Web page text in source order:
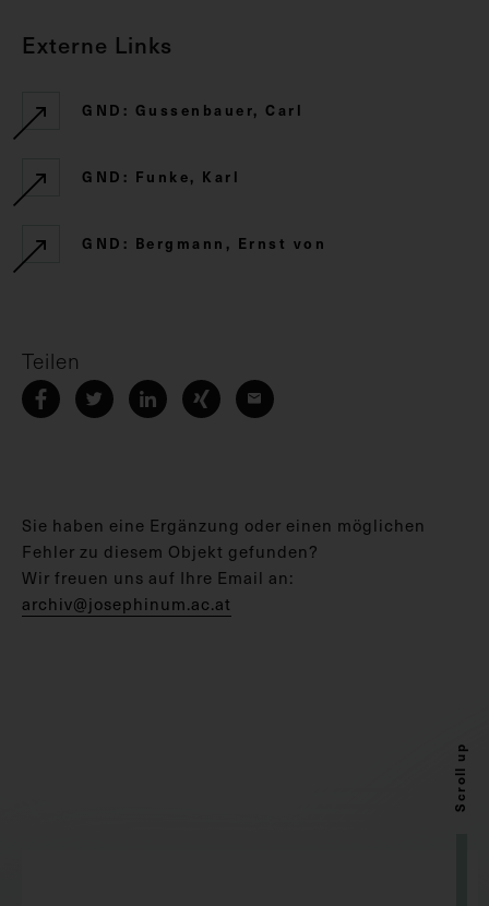
Externe Links
GND: Gussenbauer, Carl
GND: Funke, Karl
GND: Bergmann, Ernst von
Teilen
Sie haben eine Ergänzung oder einen möglichen
Fehler zu diesem Objekt gefunden?
Wir freuen uns auf Ihre Email an:
archiv@josephinum.ac.at
Scroll up